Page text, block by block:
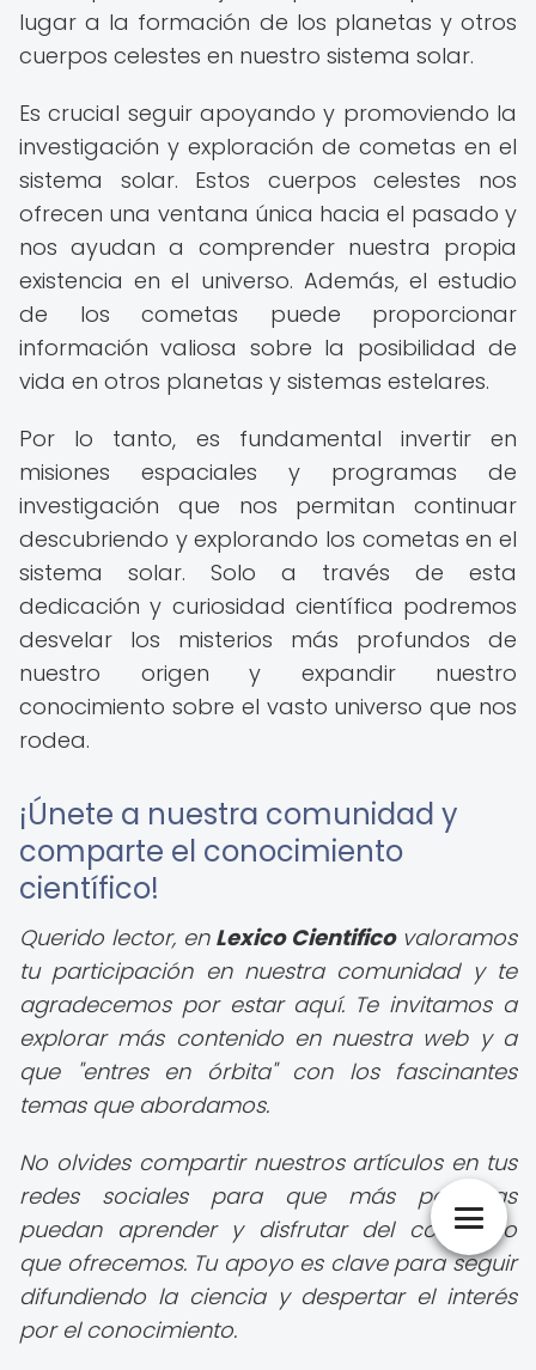
lugar a la formación de los planetas y otros
cuerpos celestes en nuestro sistema solar.
Es crucial seguir apoyando y promoviendo la
investigación y exploración de cometas en el
sistema solar. Estos cuerpos celestes nos
ofrecen una ventana única hacia el pasado y
nos ayudan a comprender nuestra propia
existencia en el universo. Además, el estudio
de los cometas puede proporcionar
información valiosa sobre la posibilidad de
vida en otros planetas y sistemas estelares.
Por lo tanto, es fundamental invertir en
misiones espaciales y programas de
investigación que nos permitan continuar
descubriendo y explorando los cometas en el
sistema solar. Solo a través de esta
dedicación y curiosidad científica podremos
desvelar los misterios más profundos de
nuestro origen y expandir nuestro
conocimiento sobre el vasto universo que nos
rodea.
¡Únete a nuestra comunidad y
comparte el conocimiento
científico!
Querido lector, en Lexico Cientificovaloramos
tu participación en nuestra comunidad y te
agradecemos por estar aquí. Te invitamos a
explorar más contenido en nuestra web y a
que "entres en órbita" con los fascinantes
temas que abordamos.
No olvides compartir nuestros artículos en tus
redes sociales para que más personas
puedan aprender y disfrutar del contenido
que ofrecemos. Tu apoyo es clave para seguir
difundiendo la ciencia y despertar el interés
por el conocimiento.